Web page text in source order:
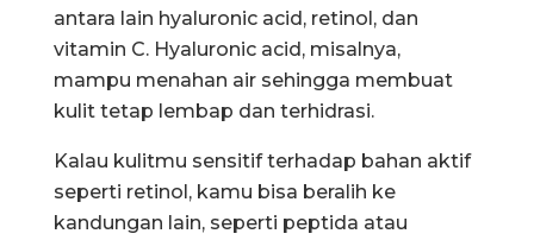
antara lain hyaluronic acid, retinol, dan
vitamin C. Hyaluronic acid, misalnya,
mampu menahan air sehingga membuat
kulit tetap lembap dan terhidrasi.
Kalau kulitmu sensitif terhadap bahan aktif
seperti retinol, kamu bisa beralih ke
kandungan lain, seperti peptida atau